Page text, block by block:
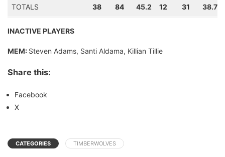
TOTALS 38 84 45.2 12 31 38.7
INACTIVE PLAYERS
MEM: Steven Adams, Santi Aldama, Killian Tillie
Share this:
Facebook
X
CATEGORIES TIMBERWOLVES